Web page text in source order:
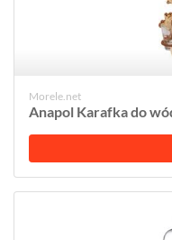
Morele.net
Anapol Karafka do